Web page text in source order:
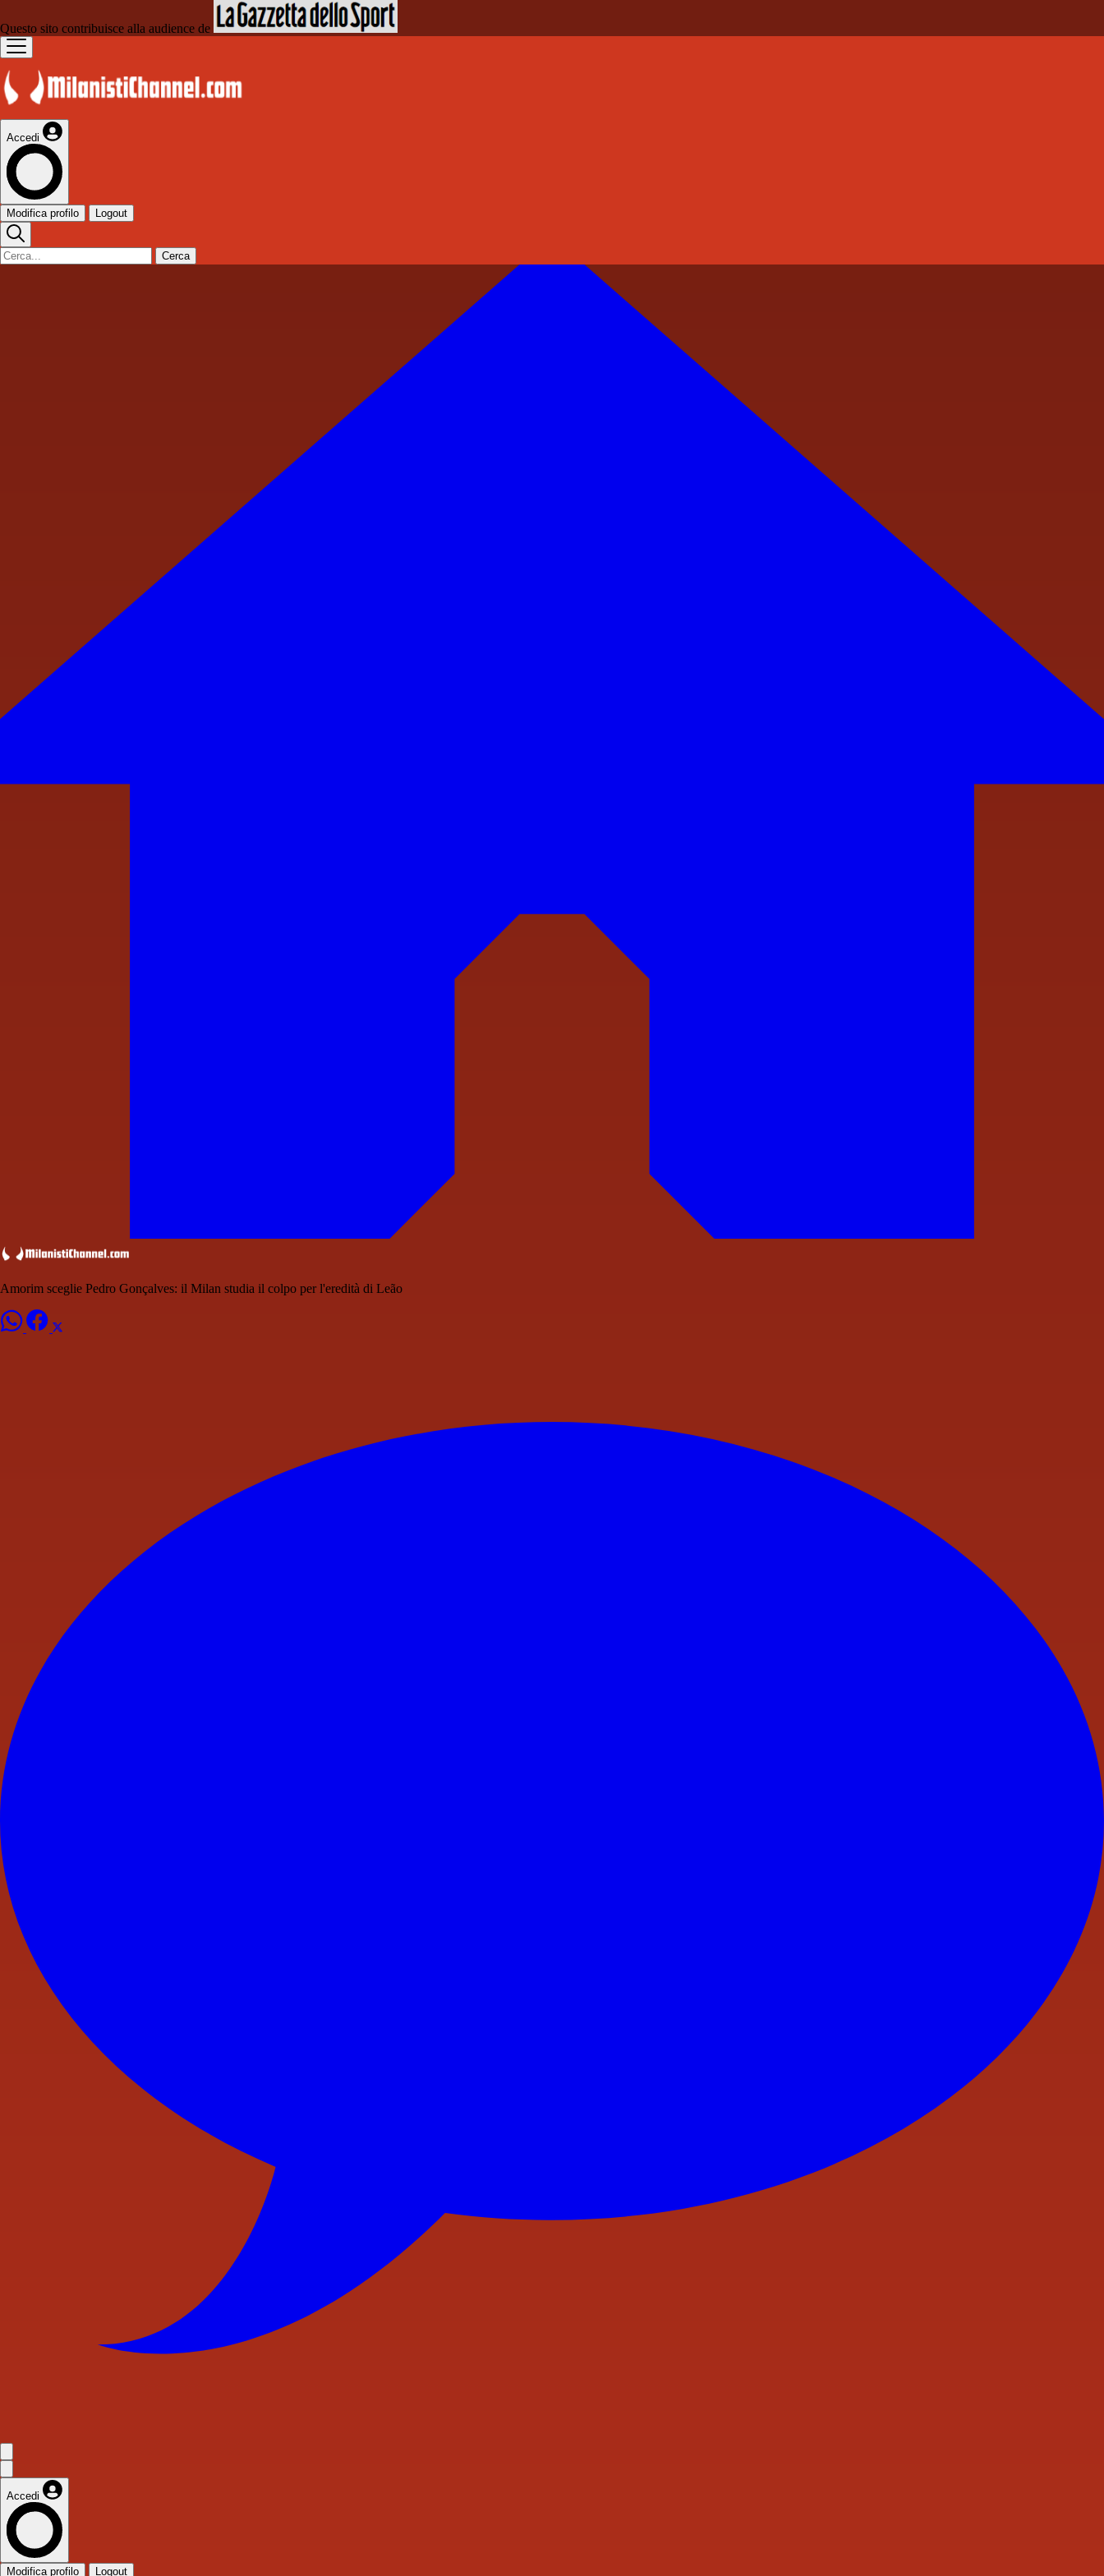
Questo sito contribuisce alla audience de
Accedi
Modifica profilo Logout
Cerca
Amorim sceglie Pedro Gonçalves: il Milan studia il colpo per l'eredità di Leão
Accedi
Modifica profilo Logout